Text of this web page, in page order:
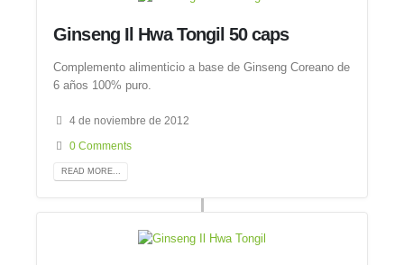
Ginseng Il Hwa Tongil 50 caps
Complemento alimenticio a base de Ginseng Coreano de
6 años 100% puro.
4 de noviembre de 2012
0 Comments
READ MORE...